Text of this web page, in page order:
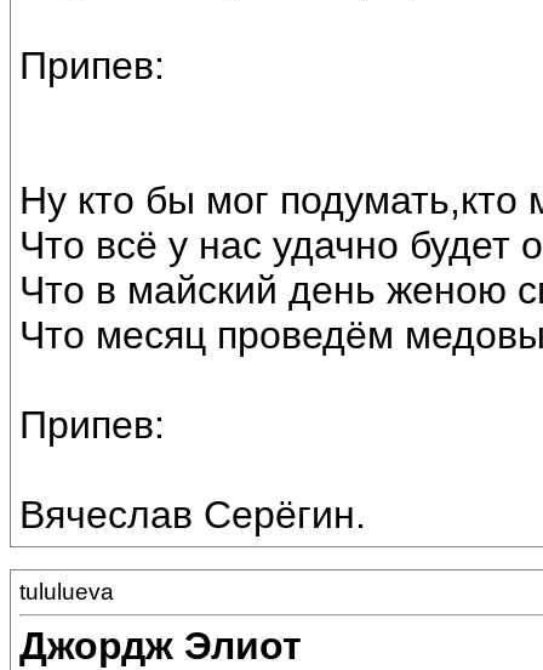
Припев:
Ну кто бы мог подумать,кто
Что всё у нас удачно будет
Что в майский день женою
Что месяц проведём
Припев:
Вячеслав Серёгин.
tululueva
Джордж Элиот